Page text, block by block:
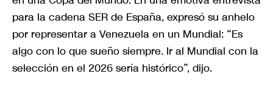
para la cadena SER de España, expresó su anhelo
por representar a Venezuela en un Mundial: “Es
algo con lo que sueño siempre. Ir al Mundial con la
selección en el 2026 sería histórico”, dijo.